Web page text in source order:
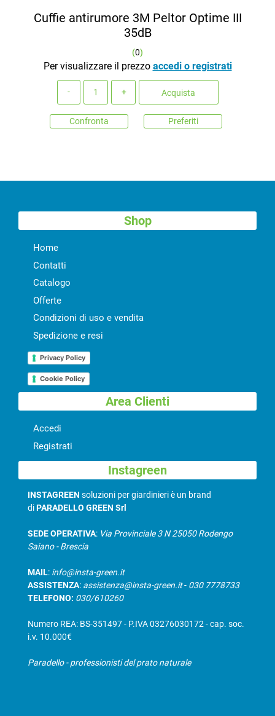
Cuffie antirumore 3M Peltor Optime III
35dB
(0)
Per visualizzare il prezzo accedi o registrati
Acquista
Confronta Preferiti
Shop
Home
Contatti
Catalogo
Offerte
Condizioni di uso e vendita
Spedizione e resi
Privacy Policy
Cookie Policy
Area Clienti
Accedi
Registrati
Instagreen
INSTAGREEN soluzioni per giardinieri è un brand
diPARADELLO GREEN Srl
SEDE OPERATIVA: Via Provinciale 3 N 25050 Rodengo
Saiano - Brescia
MAIL: info@insta-green.it
ASSISTENZA: assistenza@insta-green.it- 030 7778733
TELEFONO: 030/610260
Numero REA: BS-351497 - P.IVA 03276030172 - cap. soc.
i.v. 10.000€
Paradello - professionisti del prato naturale